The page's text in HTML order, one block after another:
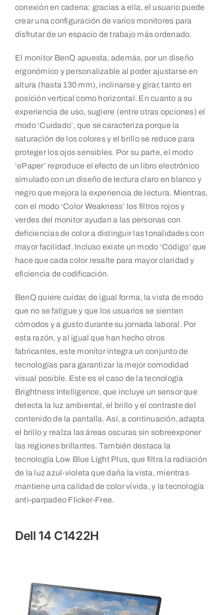
conexión en cadena: gracias a ella, el usuario puede
crear una configuración de varios monitores para
disfrutar de un espacio de trabajo más ordenado.
El monitor BenQ apuesta, además, por un diseño
ergonómico y personalizable al poder ajustarse en
altura (hasta 130 mm), inclinarse y girar, tanto en
posición vertical como horizontal. En cuanto a su
experiencia de uso, sugiere (entre otras opciones) el
modo ‘Cuidado’, que se caracteriza porque la
saturación de los colores y el brillo se reduce para
proteger los ojos sensibles. Por su parte, el modo
‘ePaper’ reproduce el efecto de un libro electrónico
simulado con un diseño de lectura claro en blanco y
negro que mejora la experiencia de lectura. Mientras,
con el modo ‘Color Weakness’ los filtros rojos y
verdes del monitor ayudan a las personas con
deficiencias de color a distinguir las tonalidades con
mayor facilidad. Incluso existe un modo ‘Código’ que
hace que cada color resalte para mayor claridad y
eficiencia de codificación.
BenQ quiere cuidar, de igual forma, la vista de modo
que no se fatigue y que los usuarios se sienten
cómodos y a gusto durante su jornada laboral. Por
esta razón, y al igual que han hecho otros
fabricantes, este monitor integra un conjunto de
tecnologías para garantizar la mejor comodidad
visual posible. Este es el caso de la tecnología
Brightness Intelligence, que incluye un sensor que
detecta la luz ambiental, el brillo y el contraste del
contenido de la pantalla. Así, a continuación, adapta
el brillo y realza las áreas oscuras sin sobreexponer
las regiones brillantes. También destaca la
tecnología Low Blue Light Plus, que filtra la radiación
de la luz azul-violeta que daña la vista, mientras
mantiene una calidad de color vívida, y la tecnología
anti-parpadeo Flicker-Free.
Dell 14 C1422H